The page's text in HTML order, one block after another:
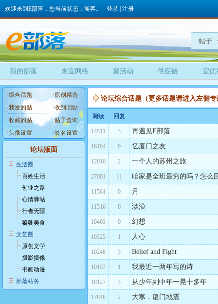
欢迎来到E部落，您当前状态：游客。 登录 注册
帖子
我的部落 来宜网络 聚活动 供应链 宜优
·综合话题 ·原创精选
·我发的贴 ·收到回贴
·收藏的贴 ·贴子查询
·头像设置 ·签名设置
论坛版面
生活圈
百姓生活
创业之路
心情驿站
行者无疆
饕餮美食
文艺圈
原创文学
摄影摄像
书画动漫
部落站务
论坛综合话题（更多话题请进入左侧
阅读 回复
14511 3 再遇见E部落
16104 9 忆厦门之友
12010 2 一个人的苏州之旅
27001 11 咱家是全班最穷的吗？怎么
11561 0 月
11516 0 淡漠
10403 0 幻想
10325 1 人心
10248 3 Belief and Fight
10157 1 我最近一两年写的诗
18127 3 从少年到中年一晃十多年
17848 2 大寒，厦门地震